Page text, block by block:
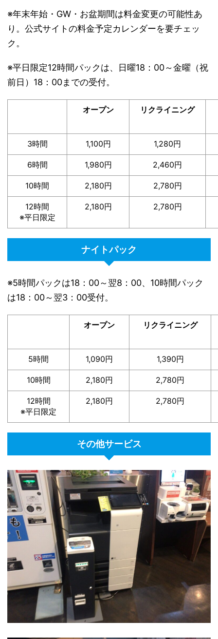
※年末年始・GW・お盆期間は料金変更の可能性あ
り。公式サイトの料金予定カレンダーを要チェッ
ク。
※平日限定12時間パックは、日曜18：00～金曜（祝
前日）18：00までの受付。
オープン リクライニング
3時間 1,100円 1,280円
6時間 1,980円 2,460円
10時間 2,180円 2,780円
12時間
※平日限定
2,180円 2,780円
ナイトパック
※5時間パックは18：00～翌8：00、10時間パック
は18：00～翌3：00受付。
オープン リクライニング
5時間 1,090円 1,390円
10時間 2,180円 2,780円
12時間
※平日限定
2,180円 2,780円
その他サービス